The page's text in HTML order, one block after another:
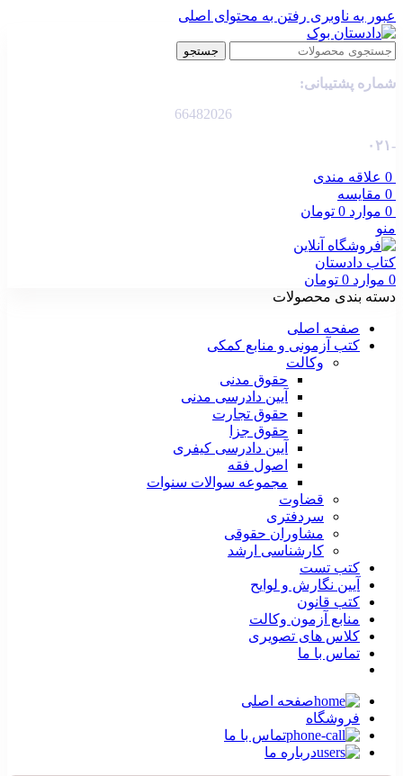
عبور به ناوبری رفتن به محتوای اصلی
جستجو
شماره پشتیبانی:
66482026
-۰۲۱
0 علاقه مندی
0 مقایسه
0 موارد 0 تومان
منو
0 موارد 0 تومان
دسته بندی محصولات
صفحه اصلی
کتب آزمونی و منابع کمکی
وکالت
حقوق مدنی
آیین دادرسی مدنی
حقوق تجارت
حقوق جزا
آیین دادرسی کیفری
اصول فقه
مجموعه سوالات سنوات
قضاوت
سردفتری
مشاوران حقوقی
کارشناسی ارشد
کتب تست
آیین نگارش و لوایح
کتب قانون
منابع آزمون وکالت
کلاس های تصویری
تماس با ما
صفحه اصلی
فروشگاه
تماس با ما
درباره ما